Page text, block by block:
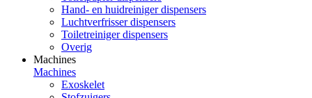
Hand- en huidreiniger dispensers
Luchtverfrisser dispensers
Toiletreiniger dispensers
Overig
Machines
Machines
Exoskelet